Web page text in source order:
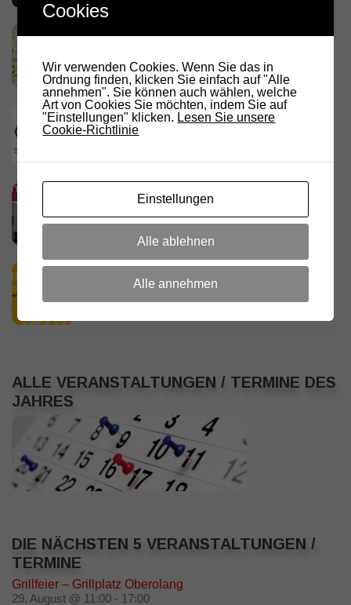
Link Südtirol Murnau Süd ändert QRG und
23. JULI 2026
DARC Rundspruch 29/2026
23. JULI 2026
D.R.C. in den Medien – Meraner
18. JULI 2026
11. JULI 2026
ALLE VERANSTALTUNGEN / TERMINE DES
JAHRES
DIE NÄCHSTEN 5 VERANSTALTUNGEN /
TERMINE
Grillfeier – Grillplatz Oberolang
29. August @ 11:00 - 17:00
Cookies
Wir verwenden Cookies. Wenn Sie das in
Ordnung finden, klicken Sie einfach auf "Alle
annehmen". Sie können auch wählen, welche
Art von Cookies Sie möchten, indem Sie auf
"Einstellungen" klicken. Lesen Sie unsere
Cookie-Richtlinie
Einstellungen
Alle ablehnen
Alle annehmen